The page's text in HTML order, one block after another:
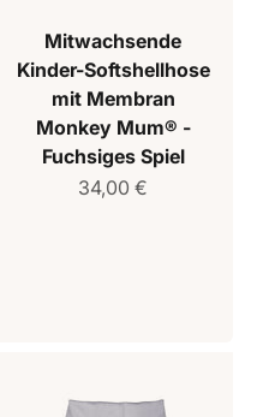
Mitwachsende
Kinder-Softshellhose
mit Membran
Monkey Mum® -
Fuchsiges Spiel
Verkaufspreis
34,00 €